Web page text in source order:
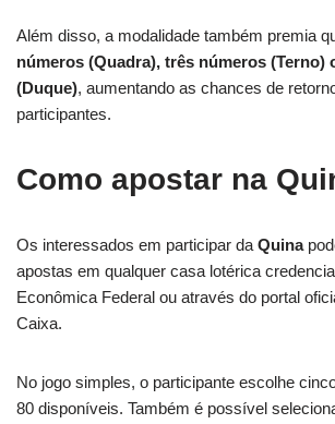
Além disso, a modalidade também premia
números (Quadra), três números (Terno)
(Duque), aumentando as chances de
participantes.
Como apostar na
Os interessados em participar da Quina
apostas em qualquer casa lotérica
Econômica Federal ou através do portal
Caixa.
No jogo simples, o participante escolhe
80 disponíveis. Também é possível